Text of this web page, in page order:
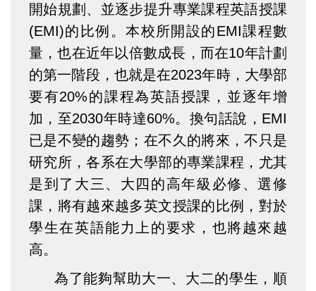
開始規劃、並逐步提升專業課程英語授課
(EMI)的比例。本校所開設的EMI課程數
量，也在近年以倍數成長，而在10年計劃
的第一階段，也就是在2023年時，大學部
要有20%的課程為英語授課，並逐年增
加，至2030年時達60%。換句話說，EMI
已是不變的趨勢；在不久的將來，不只是
研究所，各系在大學部的專業課程，尤其
是到了大三、大四的高年級必修、選修
課，將有越來越多英文授課的比例，對於
學生在英語能力上的要求，也將越來越
高。
為了能夠幫助大一、大二的學生，順